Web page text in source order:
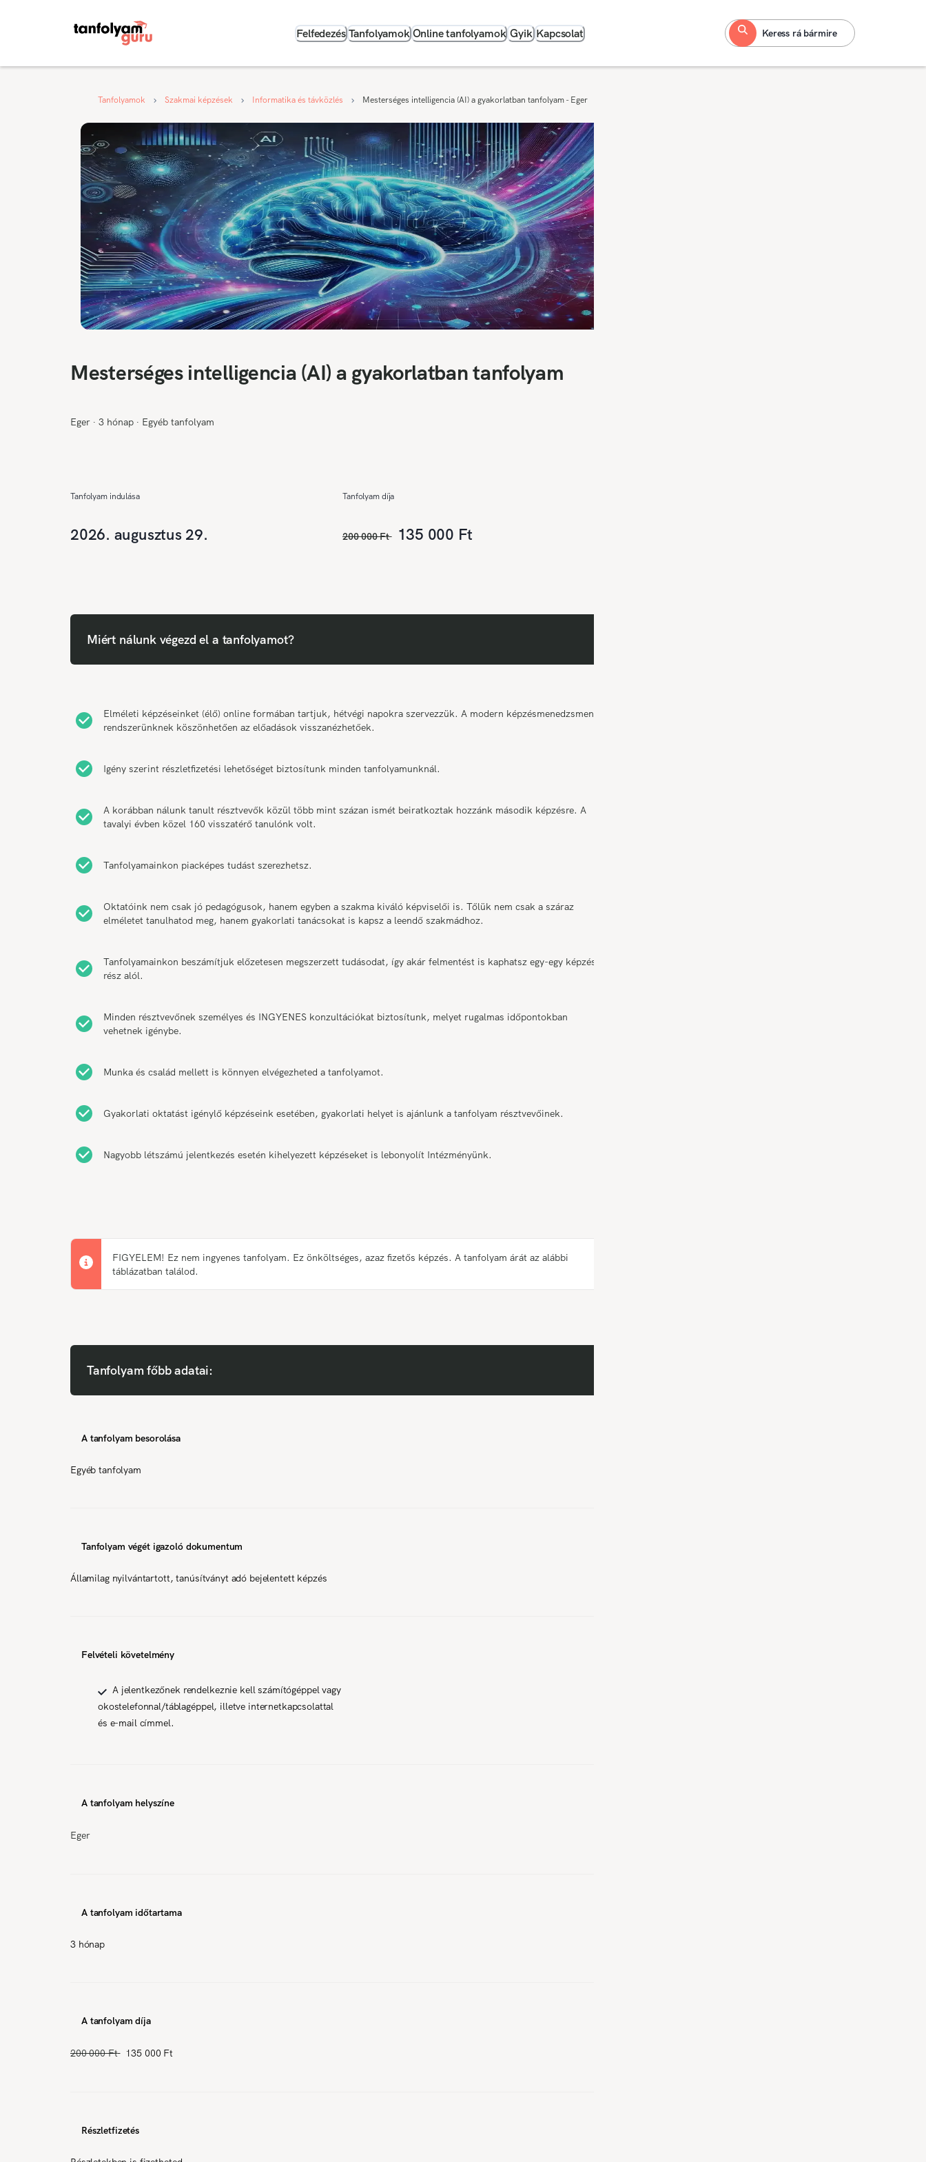
Felfedezés Tanfolyamok Online tanfolyamok Gyik Kapcsolat Keress rá bármire
Tanfolyamok Szakmai képzések Informatika és távközlés Mesterséges intelligencia (AI) a gyakorlatban tanfolyam - Eger
Mesterséges intelligencia (AI) a gyakorlatban tanfolyam
Eger ∙ 3 hónap ∙ Egyéb tanfolyam
Tanfolyam indulása
2026. augusztus 29.
Tanfolyam díja
200 000 Ft 135 000 Ft
Miért nálunk végezd el a tanfolyamot?
Elméleti képzéseinket (élő) online formában tartjuk, hétvégi napokra szervezzük. A modern képzésmenedzsment
rendszerünknek köszönhetően az előadások visszanézhetőek.
Igény szerint részletfizetési lehetőséget biztosítunk minden tanfolyamunknál.
A korábban nálunk tanult résztvevők közül több mint százan ismét beiratkoztak hozzánk második képzésre. A
tavalyi évben közel 160 visszatérő tanulónk volt.
Tanfolyamainkon piacképes tudást szerezhetsz.
Oktatóink nem csak jó pedagógusok, hanem egyben a szakma kiváló képviselői is. Tőlük nem csak a száraz
elméletet tanulhatod meg, hanem gyakorlati tanácsokat is kapsz a leendő szakmádhoz.
Tanfolyamainkon beszámítjuk előzetesen megszerzett tudásodat, így akár felmentést is kaphatsz egy-egy képzési
rész alól.
Minden résztvevőnek személyes és INGYENES konzultációkat biztosítunk, melyet rugalmas időpontokban
vehetnek igénybe.
Munka és család mellett is könnyen elvégezheted a tanfolyamot.
Gyakorlati oktatást igénylő képzéseink esetében, gyakorlati helyet is ajánlunk a tanfolyam résztvevőinek.
Nagyobb létszámú jelentkezés esetén kihelyezett képzéseket is lebonyolít Intézményünk.
FIGYELEM! Ez nem ingyenes tanfolyam. Ez önköltséges, azaz fizetős képzés. A tanfolyam árát az alábbi
táblázatban találod.
Tanfolyam főbb adatai:
A tanfolyam besorolása
Egyéb tanfolyam
Tanfolyam végét igazoló dokumentum
Államilag nyilvántartott, tanúsítványt adó bejelentett képzés
Felvételi követelmény
A jelentkezőnek rendelkeznie kell számítógéppel vagy
okostelefonnal/táblagéppel, illetve internetkapcsolattal
és e-mail címmel.
A tanfolyam helyszíne
Eger
A tanfolyam időtartama
3 hónap
A tanfolyam díja
200 000 Ft 135 000 Ft
Részletfizetés